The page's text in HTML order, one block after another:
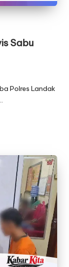
Sabu
Polres Landak